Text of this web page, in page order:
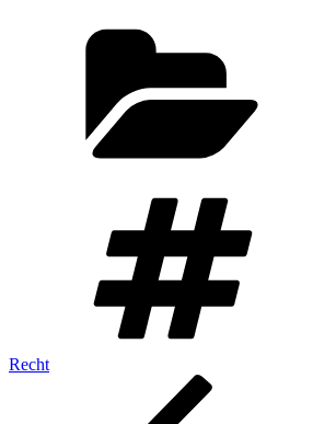
Recht
Beitragsnavigation